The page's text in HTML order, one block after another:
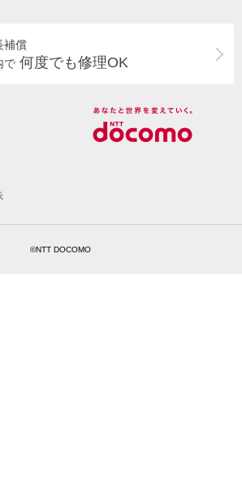
補償
で 何度でも修理OK
©NTT DOCOMO